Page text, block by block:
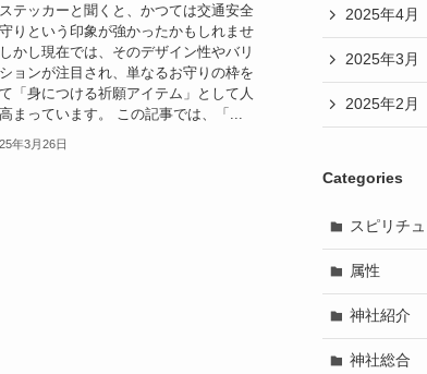
テッカーと聞くと、かつては交通安全
りという印象が強かったかもしれませ
かし現在では、そのデザイン性やバリ
ョンが注目され、単なるお守りの枠を
「身につける祈願アイテム」として人
まっています。 この記事では、「...
年3月26日
2025年4月
2025年3月
2025年2月
Categories
スピリチ
属性
神社紹介
神社総合